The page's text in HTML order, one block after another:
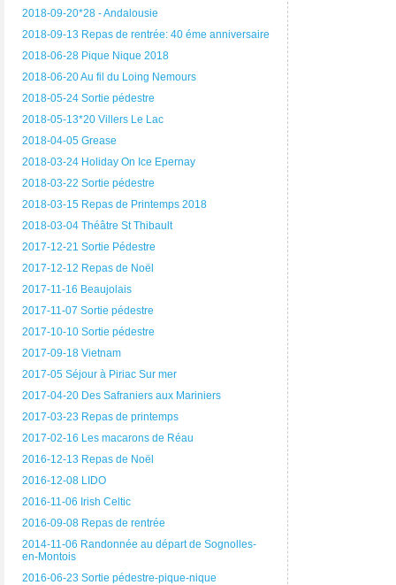
2018-09-20*28 - Andalousie
2018-09-13 Repas de rentrée: 40 éme anniversaire
2018-06-28 Pique Nique 2018
2018-06-20 Au fil du Loing Nemours
2018-05-24 Sortie pédestre
2018-05-13*20 Villers Le Lac
2018-04-05 Grease
2018-03-24 Holiday On Ice Epernay
2018-03-22 Sortie pédestre
2018-03-15 Repas de Printemps 2018
2018-03-04 Théâtre St Thibault
2017-12-21 Sortie Pédestre
2017-12-12 Repas de Noël
2017-11-16 Beaujolais
2017-11-07 Sortie pédestre
2017-10-10 Sortie pédestre
2017-09-18 Vietnam
2017-05 Séjour à Piriac Sur mer
2017-04-20 Des Safraniers aux Mariniers
2017-03-23 Repas de printemps
2017-02-16 Les macarons de Réau
2016-12-13 Repas de Noël
2016-12-08 LIDO
2016-11-06 Irish Celtic
2016-09-08 Repas de rentrée
2014-11-06 Randonnée au départ de Sognolles-
en-Montois
2016-06-23 Sortie pédestre-pique-nique